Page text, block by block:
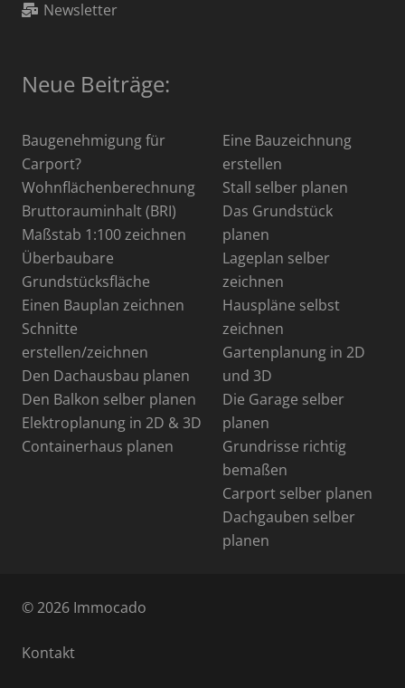
Newsletter
Neue Beiträge:
Baugenehmigung für
Carport?
Wohnflächenberechnung
Bruttorauminhalt (BRI)
Maßstab 1:100 zeichnen
Überbaubare
Grundstücksfläche
Einen Bauplan zeichnen
Schnitte
erstellen/zeichnen
Den Dachausbau planen
Den Balkon selber planen
Elektroplanung in 2D & 3D
Containerhaus planen
Eine Bauzeichnung
erstellen
Stall selber planen
Das Grundstück
planen
Lageplan selber
zeichnen
Hauspläne selbst
zeichnen
Gartenplanung in 2D
und 3D
Die Garage selber
planen
Grundrisse richtig
bemaßen
Carport selber planen
Dachgauben selber
planen
© 2026 Immocado
Kontakt